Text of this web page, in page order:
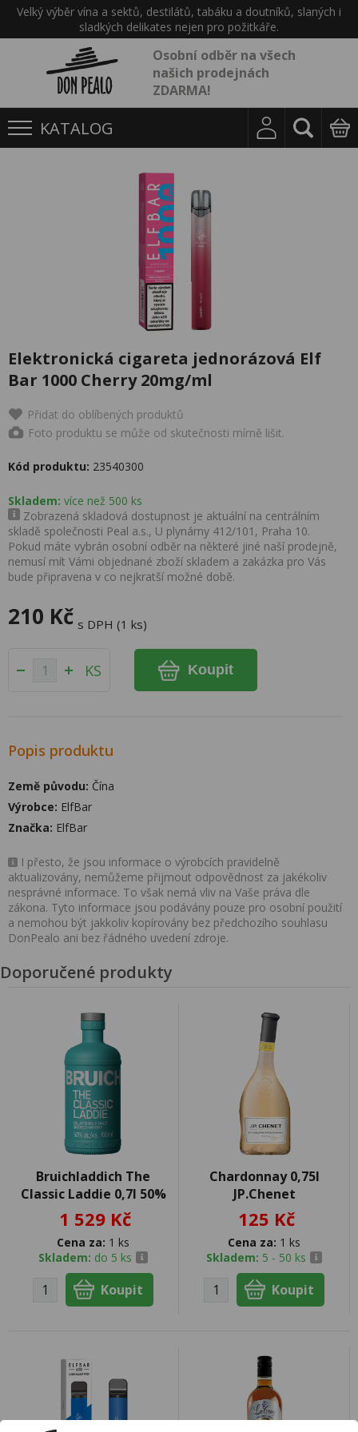
Velký výběr vína a sektů, destilátů, tabáku a doutníků, slaných i
sladkých delikates nejen pro požitkáře.
Osobní odběr na všech
našich prodejnách
ZDARMA!
KATALOG
Elektronická cigareta jednorázová Elf
Bar 1000 Cherry 20mg/ml
Přidat do oblíbených produktů
Foto produktu se může od skutečnosti mírně lišit.
Kód produktu: 23540300
Skladem: více než 500 ks
Zobrazená skladová dostupnost je aktuální na centrálním
skladě společnosti Peal a.s., U plynárny 412/101, Praha 10.
Pokud máte vybrán osobní odběr na některé jiné naší prodejně,
nemusí mít Vámi objednané zboží skladem a zakázka pro Vás
bude připravena v co nejkratší možné době.
210 Kč s DPH (1 ks)
KS Koupit
Popis produktu
Země původu: Čína
Výrobce: ElfBar
Značka: ElfBar
I přesto, že jsou informace o výrobcích pravidelně
aktualizovány, nemůžeme přijmout odpovědnost za jakékoliv
nesprávné informace. To však nemá vliv na Vaše práva dle
zákona. Tyto informace jsou podávány pouze pro osobní použití
a nemohou být jakkoliv kopírovány bez předchozího souhlasu
DonPealo ani bez řádného uvedení zdroje.
Doporučené produkty
Bruichladdich The
Classic Laddie 0,7l 50%
1 529 Kč
Cena za: 1 ks
Skladem: do 5 ks
Chardonnay 0,75l
JP.Chenet
125 Kč
Cena za: 1 ks
Skladem: 5 - 50 ks